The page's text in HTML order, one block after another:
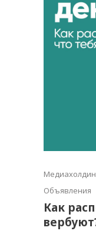
Объявления
Как